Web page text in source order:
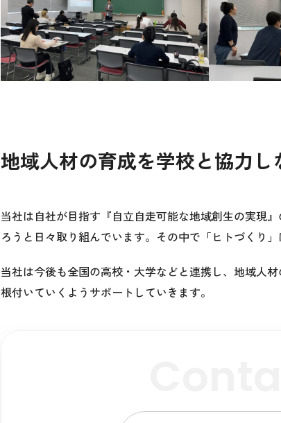
地域人材の育成を学校と協力し
当社は自社が目指す『自立自走可能な地域創生の実現
ろうと日々取り組んでいます。その中で「ヒトづくり」
当社は今後も全国の高校・大学などと連携し、地域人
根付いていくようサポートしていきます。